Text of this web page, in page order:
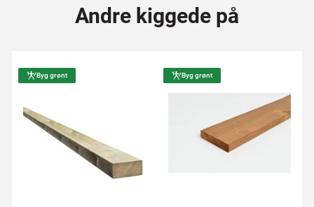
Andre kiggede på
Byg grønt Byg grønt